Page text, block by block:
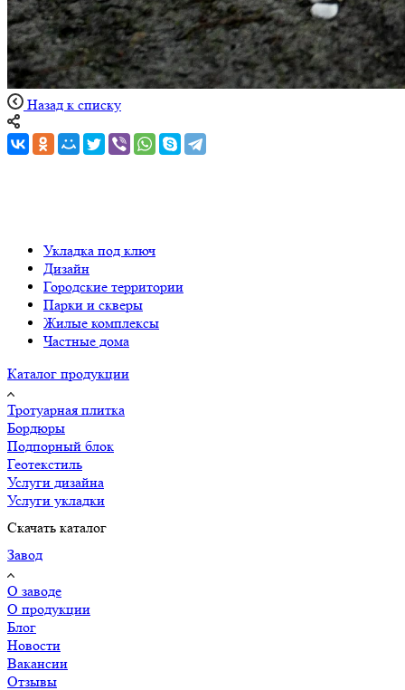
Назад к списку
Укладка под ключ
Дизайн
Городские территории
Парки и скверы
Жилые комплексы
Частные дома
Каталог продукции
Тротуарная плитка
Бордюры
Подпорный блок
Геотекстиль
Услуги дизайна
Услуги укладки
Скачать каталог
Завод
О заводе
О продукции
Блог
Новости
Вакансии
Отзывы